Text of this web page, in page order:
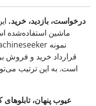
درخواست، بازدید، خرید.
ماشین استفاده‌شده
قرارداد خرید و فروش
است. به این ترتیب
عیوب پنهان،